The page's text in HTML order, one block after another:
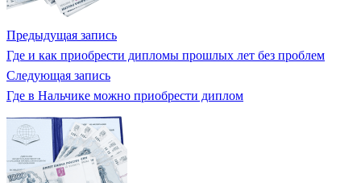
Предыдущая запись
Где и как приобрести дипломы прошлых лет без проблем
Следующая запись
Где в Нальчике можно приобрести диплом